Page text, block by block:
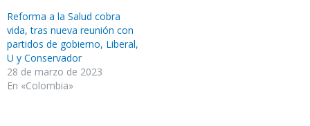
Reforma a la Salud cobra
vida, tras nueva reunión con
partidos de gobierno, Liberal,
U y Conservador
28 de marzo de 2023
En «Colombia»